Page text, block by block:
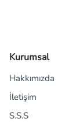
Kurumsal
Hakkımızda
İletişim
S.S.S